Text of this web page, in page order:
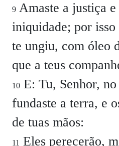
9 Amaste a justiça
iniquidade; por
te ungiu, com óleo
que a teus
10 E: Tu, Senhor,
fundaste a terra, e
de tuas mãos:
11 Eles perecerão,